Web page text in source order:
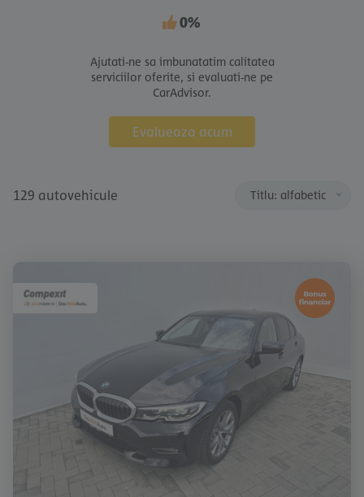
0%
Ajutati-ne sa imbunatatim calitatea
serviciilor oferite, si evaluati-ne pe
CarAdvisor.
Evalueaza acum
129 autovehicule Titlu: alfabetic